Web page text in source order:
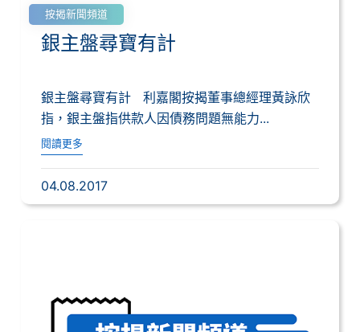
按揭新聞頻道
銀主盤尋寶有計
銀主盤尋寶有計 利嘉閣按揭董事總經理黃詠欣
指，銀主盤指供款人因債務問題無能力...
閱讀更多
04.08.2017